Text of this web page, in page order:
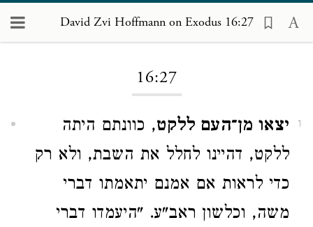
David Zvi Hoffmann on Exodus 16:27
16:27
1 יצאו מן־העם ללקט, כוונתם היתה
ללקט, דהיינו לחלל את השבת, ולא רק
כדי לראות אם אמנם יתאמתו דברי
משה, וכלשון ראב"ע. "היעמדו דברי